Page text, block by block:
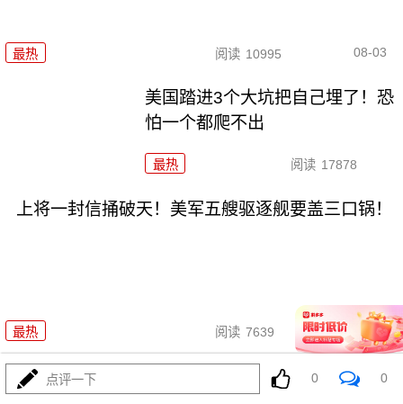
最热 阅读 10995 08-03
美国踏进3个大坑把自己埋了！恐
怕一个都爬不出
最热 阅读 17878
上将一封信捅破天！美军五艘驱逐舰要盖三口锅！
最热 阅读 7639 08-03
特朗普要对伊朗动手？最狠的还
点评一下 0 0